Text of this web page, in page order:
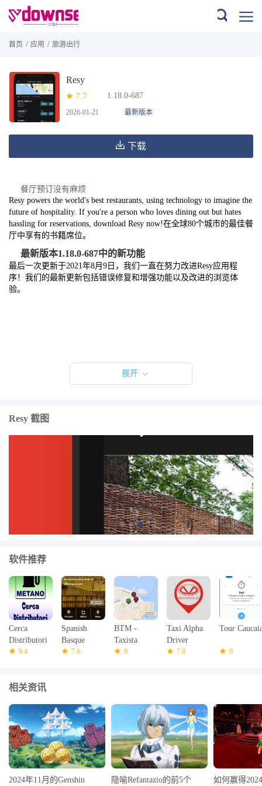
首页 / 应用 / 旅游出行
Resy
7.7 1.18.0-687
2026-01-21 最新版本
下载
餐厅预订没有麻烦
Resy powers the world's best restaurants, using technology to imagine the
future of hospitality. If you're a person who loves dining out but hates
hassling for reservations, download Resy now!在全球80个城市的最佳餐
厅中享有的书籍席位。
最新版本1.18.0-687中的新功能
最后一次更新于2021年8月9日，我们一直在努力改进Resy应用程
序！我们的最新更新包括错误修复和增强功能以​​及改进的浏览体
验。
展开
Resy 截图
软件推荐
Cerca
Distributori
Metano
9.4
Spanish
Basque
Country
7.6
BTM -
Taxista
9
Taxi Alpha
Driver
7.8
Tour
9
相关资讯
2024年11月的Genshin 隐喻Refantazio的前5个 如何赢得